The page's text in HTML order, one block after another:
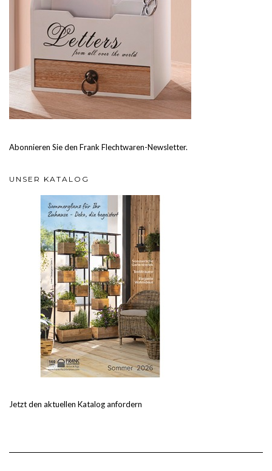
Abonnieren Sie den Frank Flechtwaren-Newsletter.
UNSER KATALOG
Jetzt den aktuellen Katalog anfordern